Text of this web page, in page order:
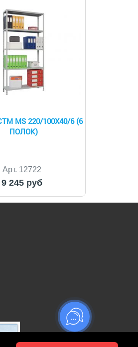
MS 220/100Х40/6 (6
ПОЛОК)
Арт. 12722
9 245 руб